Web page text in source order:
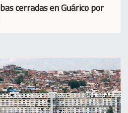
cerradas en Guárico por